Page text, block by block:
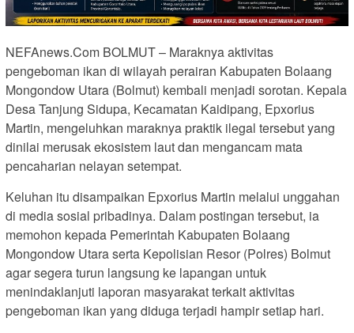
NEFAnews.Com BOLMUT – Maraknya aktivitas
pengeboman ikan di wilayah perairan Kabupaten Bolaang
Mongondow Utara (Bolmut) kembali menjadi sorotan. Kepala
Desa Tanjung Sidupa, Kecamatan Kaidipang, Epxorius
Martin, mengeluhkan maraknya praktik ilegal tersebut yang
dinilai merusak ekosistem laut dan mengancam mata
pencaharian nelayan setempat.
Keluhan itu disampaikan Epxorius Martin melalui unggahan
di media sosial pribadinya. Dalam postingan tersebut, ia
memohon kepada Pemerintah Kabupaten Bolaang
Mongondow Utara serta Kepolisian Resor (Polres) Bolmut
agar segera turun langsung ke lapangan untuk
menindaklanjuti laporan masyarakat terkait aktivitas
pengeboman ikan yang diduga terjadi hampir setiap hari.